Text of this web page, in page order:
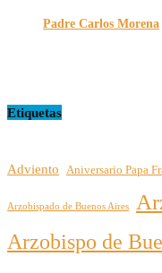
Padre Carlos Morena
Etiquetas
Adviento Aniversario Papa
Arzobispado de Buenos Aires
Arzobispo de